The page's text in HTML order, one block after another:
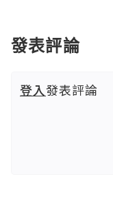
發表評論
登入發表評論